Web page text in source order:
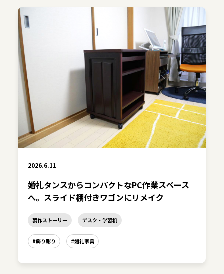
2026.6.11
婚礼タンスからコンパクトなPC作業スペース
へ。スライド棚付きワゴンにリメイク
製作ストーリー デスク・学習机
#飾り彫り #婚礼家具